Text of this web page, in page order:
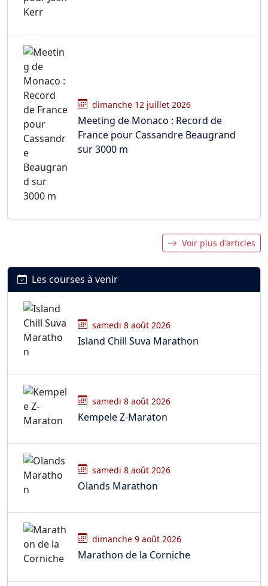
dimanche 12 juillet 2026
Meeting de Monaco : Record de
France pour Cassandre Beaugrand
sur 3000 m
Voir plus d'articles
Les courses à venir
samedi 8 août 2026
Island Chill Suva Marathon
samedi 8 août 2026
Kempele Z-Maraton
samedi 8 août 2026
Olands Marathon
dimanche 9 août 2026
Marathon de la Corniche